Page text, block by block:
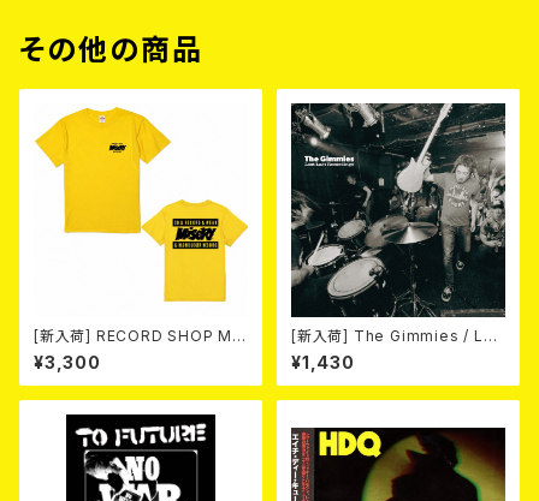
その他の商品
[新入荷] RECORD SHOP MIS
ERY / 33th anniversary T-s
hirts (yellow ①)
¥3,300
[新入荷] The Gimmies / Los
t Last Recordings (7")
¥1,430